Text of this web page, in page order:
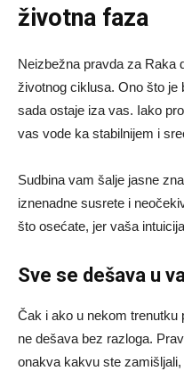
životna faza
Neizbežna pravda za Raka
životnog ciklusa. Ono što je
sada ostaje iza vas. Iako
vas vode ka stabilnijem i
Sudbina vam šalje jasne
iznenadne susrete i
što osećate, jer vaša
Sve se dešava u
Čak i ako u nekom trenutku
ne dešava bez razloga.
onakva kakvu ste